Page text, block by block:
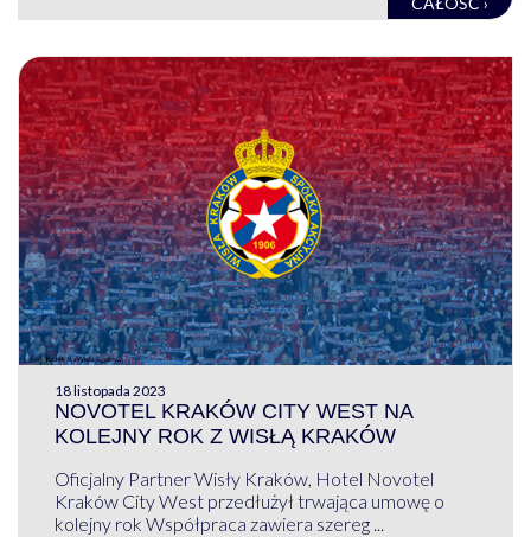
18 listopada 2023
NOVOTEL KRAKÓW CITY WEST NA
KOLEJNY ROK Z WISŁĄ KRAKÓW
Oficjalny Partner Wisły Kraków, Hotel Novotel
Kraków City West przedłużył trwająca umowę o
kolejny rok Współpraca zawiera szereg ...